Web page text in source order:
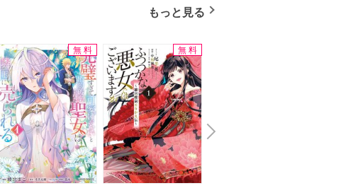
もっと見る
無料 無料
N
e
x
t